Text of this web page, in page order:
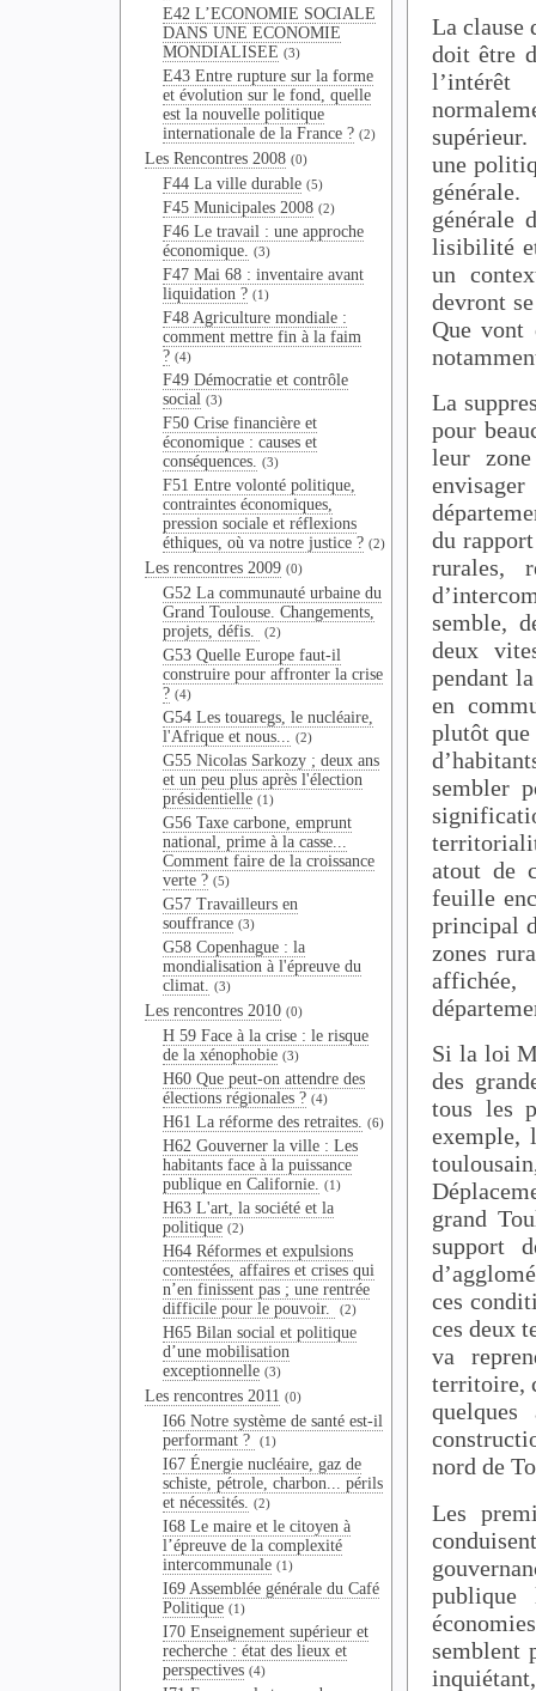
E42 L’ECONOMIE SOCIALE
DANS UNE ECONOMIE
MONDIALISEE (3)
E43 Entre rupture sur la forme
et évolution sur le fond, quelle
est la nouvelle politique
internationale de la France ? (2)
Les Rencontres 2008 (0)
F44 La ville durable (5)
F45 Municipales 2008 (2)
F46 Le travail : une approche
économique. (3)
F47 Mai 68 : inventaire avant
liquidation ? (1)
F48 Agriculture mondiale :
comment mettre fin à la faim
? (4)
F49 Démocratie et contrôle
social (3)
F50 Crise financière et
économique : causes et
conséquences. (3)
F51 Entre volonté politique,
contraintes économiques,
pression sociale et réflexions
éthiques, où va notre justice ? (2)
Les rencontres 2009 (0)
G52 La communauté urbaine du
Grand Toulouse. Changements,
projets, défis.
(2)
G53 Quelle Europe faut-il
construire pour affronter la crise
? (4)
G54 Les touaregs, le nucléaire,
l'Afrique et nous... (2)
G55 Nicolas Sarkozy ; deux ans
et un peu plus après l'élection
présidentielle (1)
G56 Taxe carbone, emprunt
national, prime à la casse...
Comment faire de la croissance
verte ? (5)
G57 Travailleurs en
souffrance (3)
G58 Copenhague : la
mondialisation à l'épreuve du
climat. (3)
Les rencontres 2010 (0)
H 59 Face à la crise : le risque
de la xénophobie (3)
H60 Que peut-on attendre des
élections régionales ? (4)
H61 La réforme des retraites. (6)
H62 Gouverner la ville : Les
habitants face à la puissance
publique en Californie. (1)
H63 L'art, la société et la
politique (2)
H64 Réformes et expulsions
contestées, affaires et crises qui
n’en finissent pas ; une rentrée
difficile pour le pouvoir.
(2)
H65 Bilan social et politique
d’une mobilisation
exceptionnelle (3)
Les rencontres 2011 (0)
I66 Notre système de santé est-il
performant ?
(1)
I67 Énergie nucléaire, gaz de
schiste, pétrole, charbon... périls
et nécessités. (2)
I68 Le maire et le citoyen à
l’épreuve de la complexité
intercommunale (1)
I69 Assemblée générale du Café
Politique (1)
I70 Enseignement supérieur et
recherche : état des lieux et
perspectives (4)
La clause
doit être
une
générale
lisibilité
un
devront
Que vont
La
pour
leur
du
rurales,
semble,
deux
pendant
en
plutôt
sembler
atout de
feuille
principal
zones
affichée,
Si la loi
des
tous les
exemple,
grand
support
ces
ces deux
va
territoire,
nord de
Les
publique
semblent